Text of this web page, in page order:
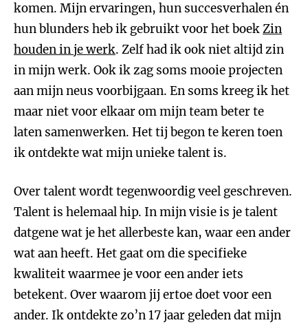
komen. Mijn ervaringen, hun succesverhalen én
hun blunders heb ik gebruikt voor het boekZin
houden in je werk. Zelf had ik ook niet altijd zin
in mijn werk. Ook ik zag soms mooie projecten
aan mijn neus voorbijgaan. En soms kreeg ik het
maar niet voor elkaar om mijn team beter te
laten samenwerken. Het tij begon te keren toen
ik ontdekte wat mijn unieke talent is.
Over talent wordt tegenwoordig veel geschreven.
Talent is helemaal hip. In mijn visie is je talent
datgene wat je het allerbeste kan, waar een ander
wat aan heeft. Het gaat om die specifieke
kwaliteit waarmee je voor een ander iets
betekent. Over waarom jij ertoe doet voor een
ander. Ik ontdekte zo’n 17 jaar geleden dat mijn